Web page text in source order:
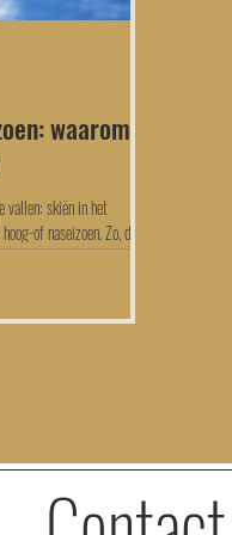
waarom
skiën in het
of naseizoen. Zo, dat is